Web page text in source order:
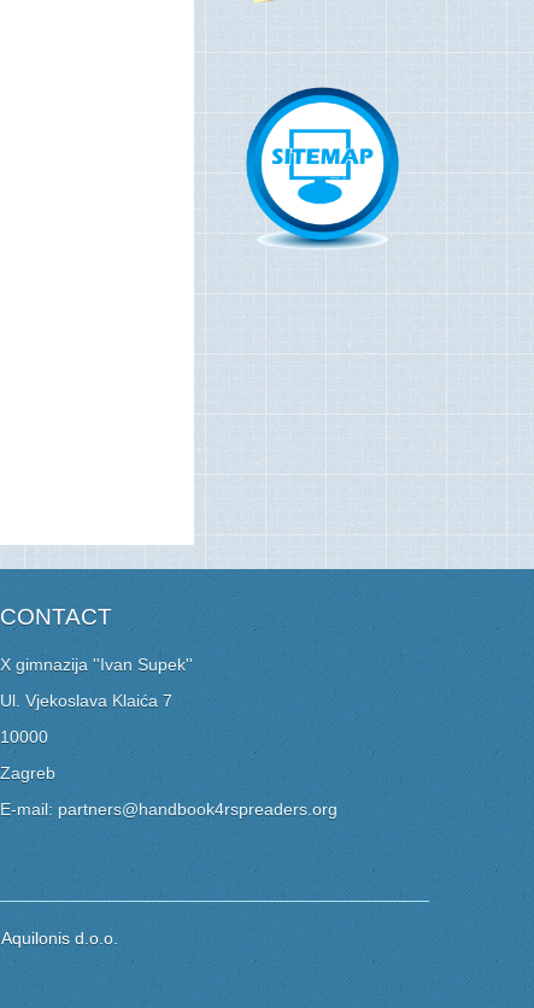
CONTACT
X gimnazija ''Ivan Supek''
Ul. Vjekoslava Klaića 7
10000
Zagreb
E-mail: partners@handbook4rspreaders.org
Aquilonis d.o.o.